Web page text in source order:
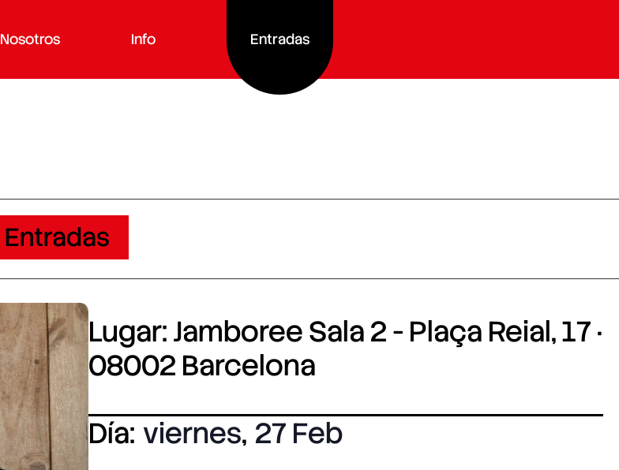
Nosotros
Info Entradas
Entradas
Lugar: Jamboree Sala 2 - Plaça Reial, 17 ·
08002 Barcelona
Día: viernes, 27 Feb